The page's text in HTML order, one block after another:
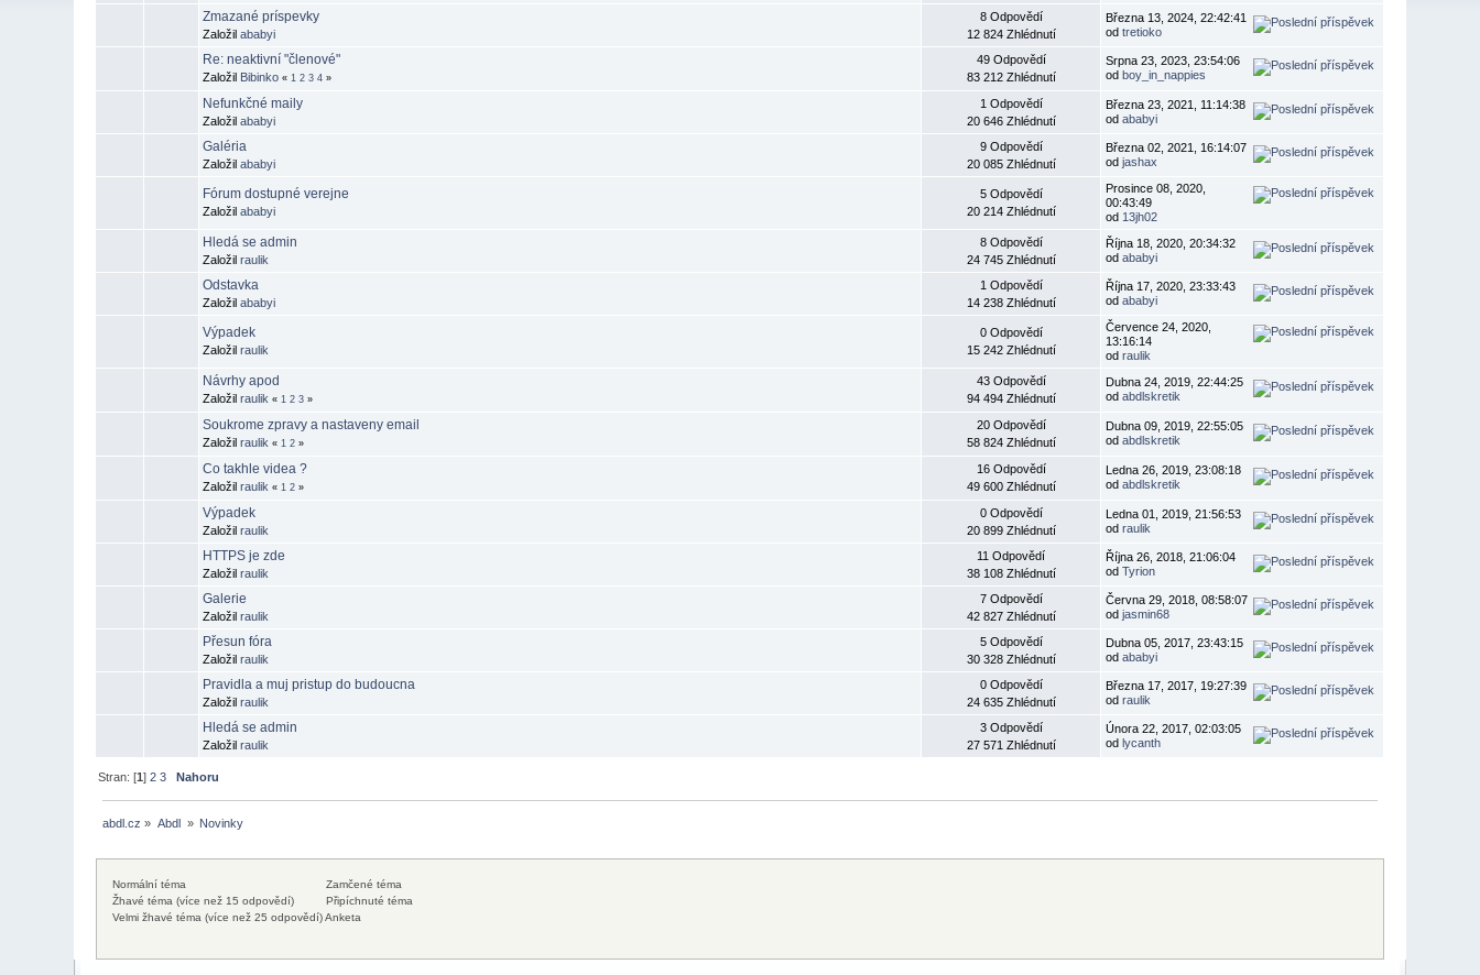
Zmazané príspevky
Založilababyi
8 Odpovědí
12 824 Zhlédnutí
Března 13, 2024, 22:42:41
odtretioko
Re: neaktivní "členové"
Založil Bibinko « 1 2 3 4 »
49 Odpovědí
83 212 Zhlédnutí
Srpna 23, 2023, 23:54:06
odboy_in_nappies
Nefunkčné maily
Založilababyi
1 Odpovědí
20 646 Zhlédnutí
Března 23, 2021, 11:14:38
odababyi
Galéria
Založilababyi
9 Odpovědí
20 085 Zhlédnutí
Března 02, 2021, 16:14:07
odjashax
Fórum dostupné verejne
Založilababyi
5 Odpovědí
20 214 Zhlédnutí
Prosince 08, 2020,
00:43:49
od 13jh02
Hledá se admin
Založilraulik
8 Odpovědí
24 745 Zhlédnutí
Října 18, 2020, 20:34:32
odababyi
Odstavka
Založilababyi
1 Odpovědí
14 238 Zhlédnutí
Října 17, 2020, 23:33:43
odababyi
Výpadek
Založilraulik
0 Odpovědí
15 242 Zhlédnutí
Července 24, 2020,
13:16:14
odraulik
Návrhy apod
Založilraulik « 1 2 3 »
43 Odpovědí
94 494 Zhlédnutí
Dubna 24, 2019, 22:44:25
odabdlskretik
Soukrome zpravy a nastaveny email
Založilraulik « 1 2 »
20 Odpovědí
58 824 Zhlédnutí
Dubna 09, 2019, 22:55:05
odabdlskretik
Co takhle videa ?
Založilraulik « 1 2 »
16 Odpovědí
49 600 Zhlédnutí
Ledna 26, 2019, 23:08:18
odabdlskretik
Výpadek
Založilraulik
0 Odpovědí
20 899 Zhlédnutí
Ledna 01, 2019, 21:56:53
odraulik
HTTPS je zde
Založilraulik
11 Odpovědí
38 108 Zhlédnutí
Října 26, 2018, 21:06:04
odTyrion
Galerie
Založilraulik
7 Odpovědí
42 827 Zhlédnutí
Června 29, 2018, 08:58:07
odjasmin68
Přesun fóra
Založilraulik
5 Odpovědí
30 328 Zhlédnutí
Dubna 05, 2017, 23:43:15
odababyi
Pravidla a muj pristup do budoucna
Založilraulik
0 Odpovědí
24 635 Zhlédnutí
Března 17, 2017, 19:27:39
odraulik
Hledá se admin
Založilraulik
3 Odpovědí
27 571 Zhlédnutí
Února 22, 2017, 02:03:05
odlycanth
Stran: [1]2 3 Nahoru
abdl.cz » Abdl » Novinky
Normální téma
Žhavé téma (více než 15 odpovědí)
Velmi žhavé téma (více než 25 odpovědí)
Zamčené téma
Připíchnuté téma
Anketa